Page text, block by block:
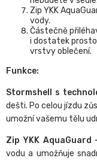
Zip YKK
vody.
Částečně
i dostatek
vrstvy oblečení.
Funkce:
Stormshell s
dešti. Po celou jízdu
umožní vašemu tělu
Zip YKK AquaGuard
vodu a umožňuje